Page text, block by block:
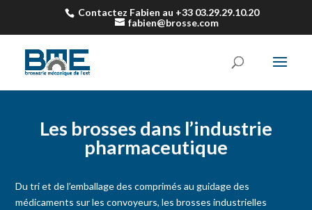
Contactez Fabien au +33 03.29.29.10.20
fabien@brosse.com
Les brosses dans l’industrie
pharmaceutique
Du tri et de l’emballage des comprimés au guidage des
médicaments sur les convoyeurs, les brosses industrielles